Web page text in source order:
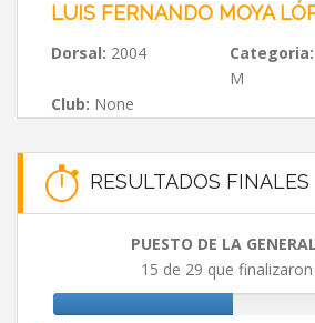
LUIS FERNANDO MOYA
Dorsal: 2004 Categoria:
M
Club: None
RESULTADOS FINALES
PUESTO DE LA
15 de 29 que finalizaron